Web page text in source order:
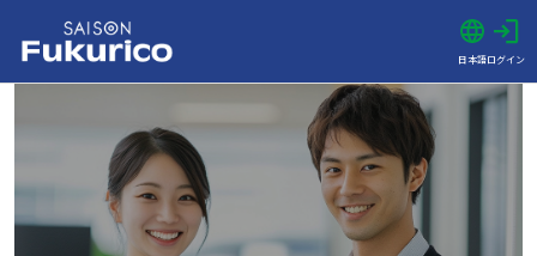
日本語ログイン